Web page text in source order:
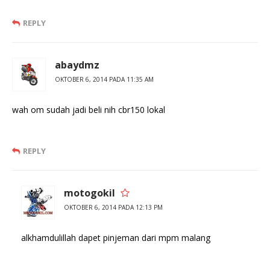
REPLY
abaydmz
OKTOBER 6, 2014 PADA 11:35 AM
wah om sudah jadi beli nih cbr150 lokal
REPLY
motogokil
OKTOBER 6, 2014 PADA 12:13 PM
alkhamdulillah dapet pinjeman dari mpm malang